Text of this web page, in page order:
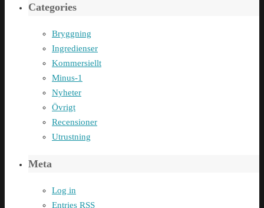
Categories
Bryggning
Ingredienser
Kommersiellt
Minus-1
Nyheter
Övrigt
Recensioner
Utrustning
Meta
Log in
Entries RSS